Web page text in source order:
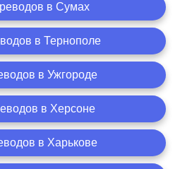
в Сумах
в Тернополе
в Ужгороде
в Херсоне
в Харькове